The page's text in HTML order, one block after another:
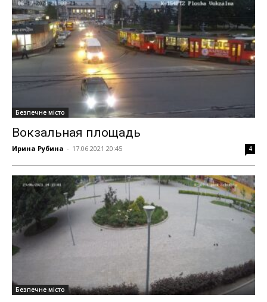
Безпечне місто
Вокзальная площадь
Ирина Рубина - 17.06.2021 20:45 4
Безпечне місто